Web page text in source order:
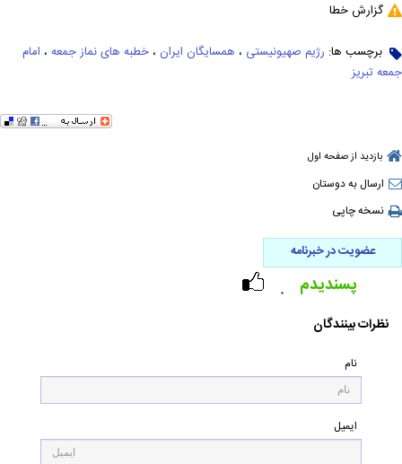
گزارش خطا
برچسب ها: رژیم صهیونیستی ، همسایگان ایران ، خطبه های نماز جمعه ، امام
جمعه تبریز
بازدید از صفحه اول
ارسال به دوستان
نسخه چاپی
عضویت در خبرنامه
۰ پسندیدم
نظرات بینندگان
نام
ایمیل